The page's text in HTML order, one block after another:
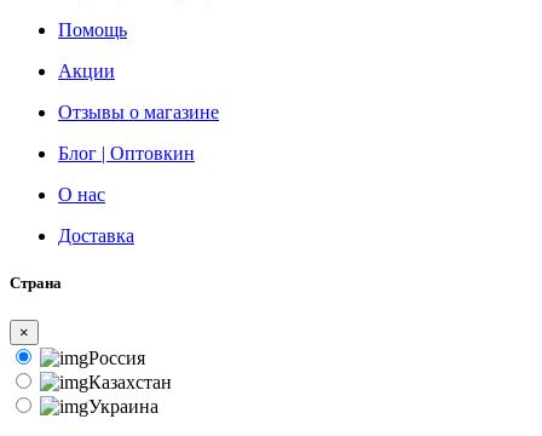
Помощь
Акции
Отзывы о магазине
Блог | Оптовкин
О нас
Доставка
Страна
×
Россия
Казахстан
Украина